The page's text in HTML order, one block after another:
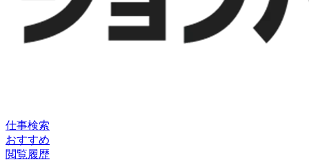
仕事検索
おすすめ
閲覧履歴